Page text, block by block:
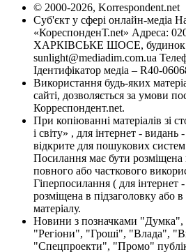
© 2000-2026, Korrespondent.net
Суб'єкт у сфері онлайн-медіа
«КореспонденТ.net» Адреса:
ХАРКІВСЬКЕ ШОСЕ, будинок
sunlight@mediadim.com.ua
Ідентифікатор медіа – R40-
Використання будь-яких
сайті, дозволяється за умови
Корреспондент.net.
При копіюванні матеріалів зі
і світу» , для інтернет - видань
відкрите для пошукових
Посилання має бути розміщена
повного або часткового
Гіперпосилання ( для
розміщена в підзаголовку або
матеріалу.
Новини з позначками "Думка",
"Регіони", "Гроші", "Влада",
"Спецпроекти", "Промо"